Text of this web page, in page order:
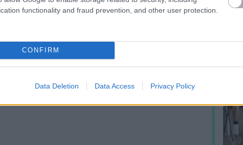
functionality and fraud prevention, and other user protection.
CONFIRM
Data Deletion Data Access Privacy Policy